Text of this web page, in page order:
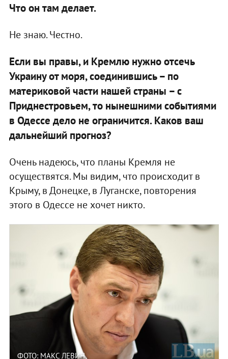
Что он там делает.
Не знаю. Честно.
Если вы правы, и Кремлю нужно отсечь
Украину от моря, соединившись – по
материковой части нашей страны – с
Приднестровьем, то нынешними событиями
в Одессе дело не ограничится. Каков ваш
дальнейший прогноз?
Очень надеюсь, что планы Кремля не
осуществятся. Мы видим, что происходит в
Крыму, в Донецке, в Луганске, повторения
этого в Одессе не хочет никто.
ФОТО: МАКС ЛЕВИН